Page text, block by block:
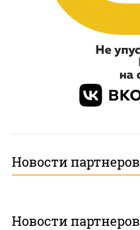
Новости партнеров
Новости партнеров